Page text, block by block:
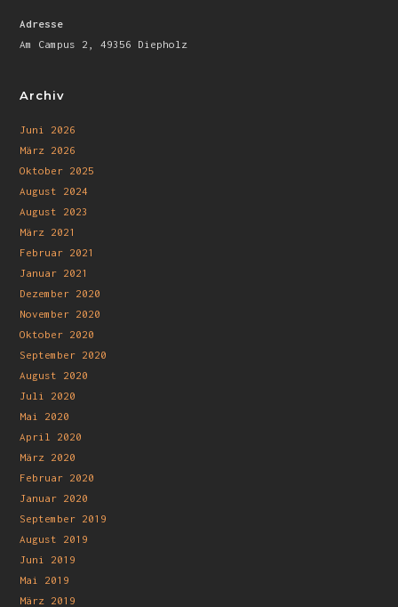
Adresse
Am Campus 2, 49356 Diepholz
Archiv
Juni 2026
März 2026
Oktober 2025
August 2024
August 2023
März 2021
Februar 2021
Januar 2021
Dezember 2020
November 2020
Oktober 2020
September 2020
August 2020
Juli 2020
Mai 2020
April 2020
März 2020
Februar 2020
Januar 2020
September 2019
August 2019
Juni 2019
Mai 2019
März 2019